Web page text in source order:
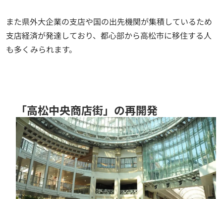
また県外大企業の支店や国の出先機関が集積しているため
支店経済が発達しており、都心部から高松市に移住する人
も多くみられます。
「高松中央商店街」の再開発